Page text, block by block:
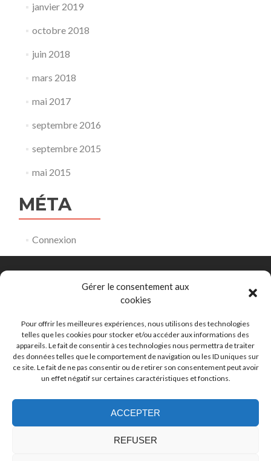
Gérer le consentement aux
cookies
Pour offrir les meilleures expériences, nous utilisons des technologies
telles que les cookies pour stocker et/ou accéder aux informations des
appareils. Le fait de consentir à ces technologies nous permettra de traiter
des données telles que le comportement de navigation ou les ID uniques sur
ce site. Le fait de ne pas consentir ou de retirer son consentement peut avoir
un effet négatif sur certaines caractéristiques et fonctions.
ACCEPTER
REFUSER
janvier 2019
octobre 2018
juin 2018
mars 2018
mai 2017
septembre 2016
septembre 2015
mai 2015
MÉTA
Connexion
153 rue David Johnston 33000 Bordeaux
eaulibre@ffnatation33.org
LienLien